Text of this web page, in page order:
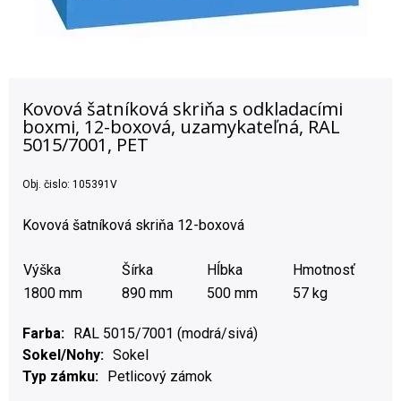
Kovová šatníková skriňa s odkladacími
boxmi, 12-boxová, uzamykateľná, RAL
5015/7001, PET
Obj. čislo: 105391V
Kovová šatníková skriňa 12-boxová
Výška Šírka Hĺbka
Hmotnosť
1800 mm
890 mm 500 mm 57 kg
Farba
RAL 5015/7001 (modrá/sivá)
Sokel/Nohy
Sokel
Typ zámku
Petlicový zámok